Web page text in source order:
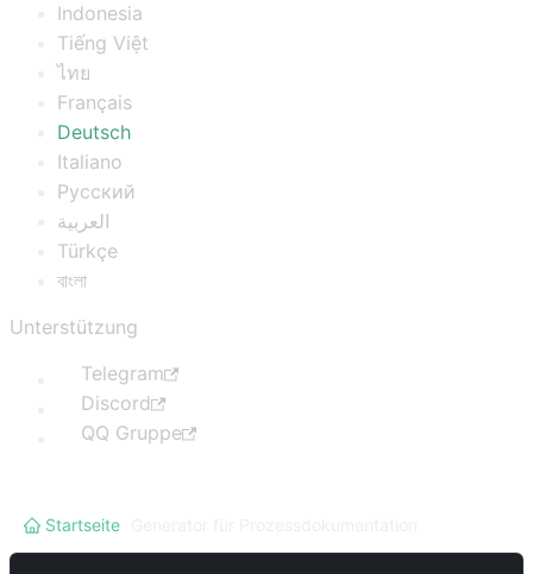
Indonesia
Tiếng Việt
ไทย
Français
Deutsch
Italiano
Русский
العربية
Türkçe
বাংলা
Unterstützung
Telegram
Discord
QQ Gruppe
Startseite